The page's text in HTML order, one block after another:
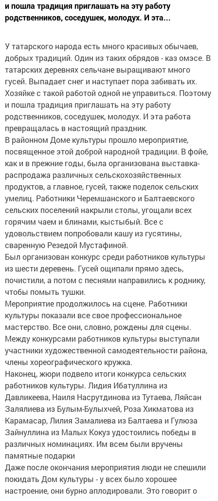
и пошла традиция приглашать на эту работу
родственников, соседушек, молодух. И эта...
У татарского народа есть много красивых обычаев,
добрых традиций. Один из таких обрядов - каз омэсе. В
татарских деревнях сельчане выращивают много
гусей. Выпадает снег и наступает пора забивать их.
Хозяйке с такой работой одной не управиться. Поэтому
и пошла традиция приглашать на эту работу
родственников, соседушек, молодух. И эта работа
превращалась в настоящий праздник.
В районном Доме культуры прошло мероприятие,
посвященное этой доброй народной традиции. В фойе,
как и в прежние годы, была организована выставка-
распродажа различных сельскохозяйственных
продуктов, а главное, гусей, также поделок сельских
умелиц. Работники Черемшанского и Балтаевского
сельских поселений накрыли столы, угощали всех
горячим чаем и блинами, кыстыбый. Все с
удовольствием попробовали кашу из гусятины,
сваренную Резедой Мустафиной.
Был организован конкурс среди работников культуры
из шести деревень. Гусей ощипали прямо здесь,
почистили, а потом с песнями направились к роднику,
чтобы помыть тушки.
Мероприятие продолжилось на сцене. Работники
культуры показали все свое профессиональное
мастерство. Все они, словно, рождены для сцены.
Между конкурсами работников культуры выступали
участники художественной самодеятельности района,
члены хореографического кружка.
Наконец, жюри подвело итоги конкурса сельских
работников культуры. Лидия Ибатуллина из
Давликеева, Наиля Насрутдинова из Тутаева, Ляйсан
Залялиева из Булым-Булыхчей, Роза Хикматова из
Карамасар, Лилия Замалиева из Балтаева и Гулюза
Зайнуллина из Малых Кокуз удостоились победы в
различных номинациях. Им всем были вручены
памятные подарки
Даже после окончания мероприятия люди не спешили
покидать Дом культуры - у всех было хорошее
настроение, они бурно аплодировали. Это говорит о